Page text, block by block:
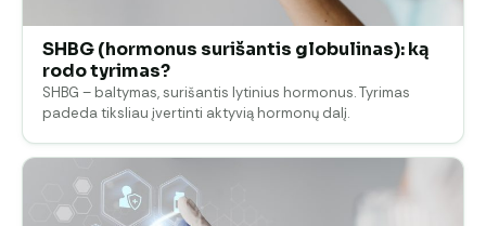
SHBG (hormonus surišantis globulinas): ką
rodo tyrimas?
SHBG – baltymas, surišantis lytinius hormonus. Tyrimas
padeda tiksliau įvertinti aktyvią hormonų dalį.